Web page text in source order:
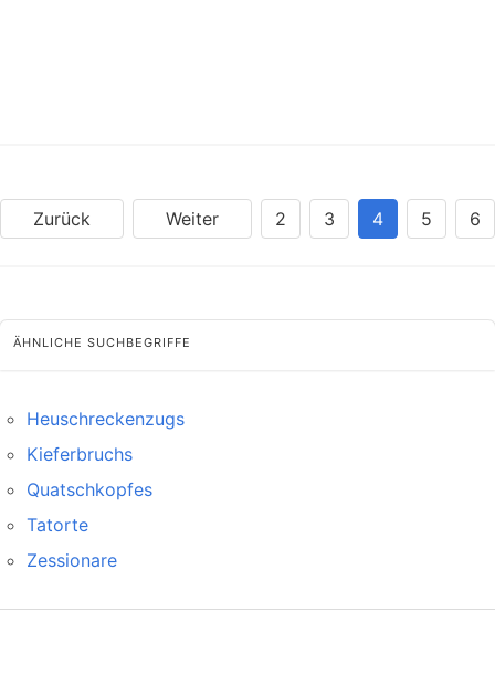
Zurück Weiter 2 3 4 5 6
ÄHNLICHE SUCHBEGRIFFE
Heuschreckenzugs
Kieferbruchs
Quatschkopfes
Tatorte
Zessionare